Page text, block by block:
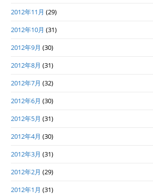
2012年11月 (29)
2012年10月 (31)
2012年9月 (30)
2012年8月 (31)
2012年7月 (32)
2012年6月 (30)
2012年5月 (31)
2012年4月 (30)
2012年3月 (31)
2012年2月 (29)
2012年1月 (31)